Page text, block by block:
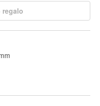
regalo